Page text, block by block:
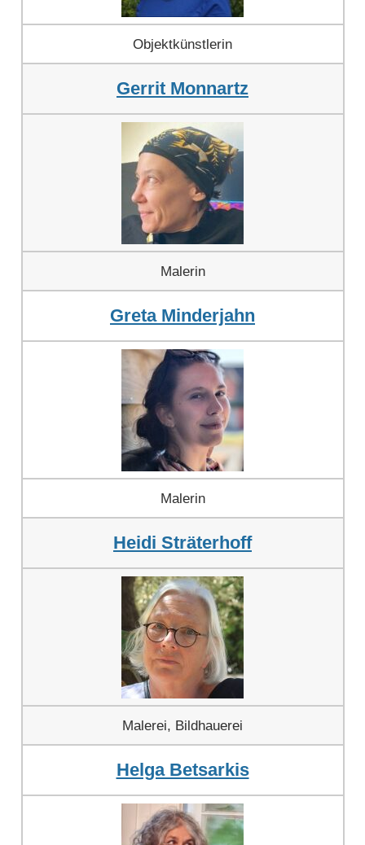
Objektkünstlerin
Gerrit Monnartz
Malerin
Greta Minderjahn
Malerin
Heidi Sträterhoff
Malerei, Bildhauerei
Helga Betsarkis